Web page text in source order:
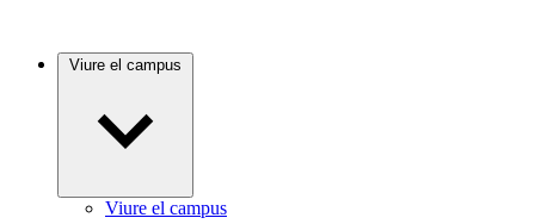
Viure el campus
Viure el campus